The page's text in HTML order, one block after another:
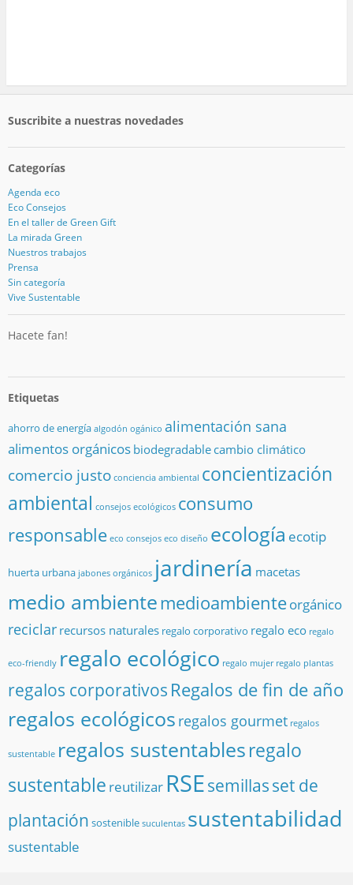
Suscribite a nuestras novedades
Categorías
Agenda eco
Eco Consejos
En el taller de Green Gift
La mirada Green
Nuestros trabajos
Prensa
Sin categoría
Vive Sustentable
Hacete fan!
Etiquetas
ahorro de energía algodón ogánico alimentación sana
alimentos orgánicos biodegradable cambio climático
comercio justo conciencia ambiental concientización
ambiental consejos ecológicos consumo
responsable eco consejos eco diseño ecología ecotip
huerta urbana jabones orgánicos jardinería macetas
medio ambientemedioambienteorgánico
reciclar recursos naturales regalo corporativo regalo eco regalo
eco-friendly regalo ecológico regalo mujer regalo plantas
regalos corporativos Regalos de fin de año
regalos ecológicos regalos gourmet regalos
sustentable regalos sustentablesregalo
sustentable reutilizar RSEsemillasset de
plantación sostenible suculentas sustentabilidad
sustentable